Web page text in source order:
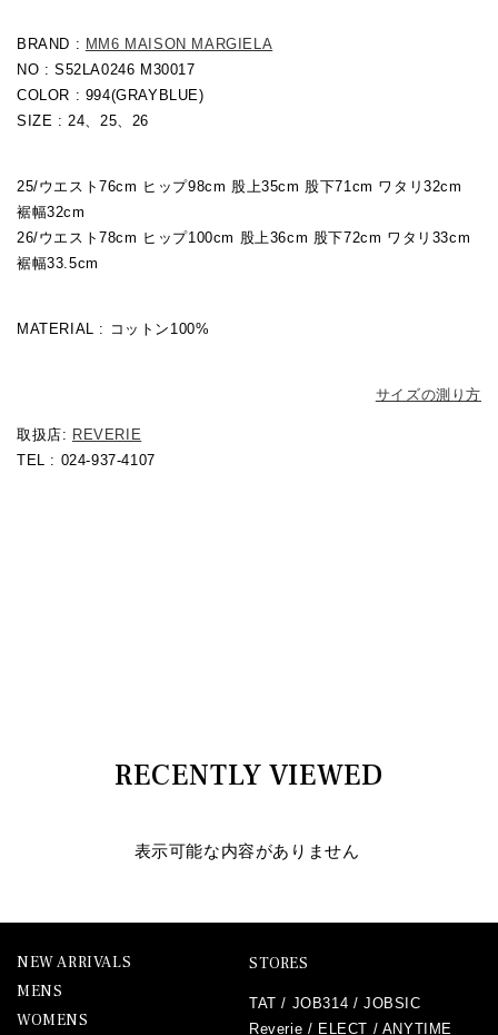
BRAND : MM6 MAISON MARGIELA
NO : S52LA0246 M30017
COLOR : 994(GRAYBLUE)
SIZE : 24、25、26
25/ウエスト76cm ヒップ98cm 股上35cm 股下71cm ワタリ32cm
裾幅32cm
26/ウエスト78cm ヒップ100cm 股上36cm 股下72cm ワタリ33cm
裾幅33.5cm
MATERIAL : コットン100%
サイズの測り方
取扱店: REVERIE
TEL : 024-937-4107
RECENTLY VIEWED
表示可能な内容がありません
NEW ARRIVALS
MENS
WOMENS
STORES
TAT / JOB314 /JOBSIC
Reverie / ELECT / ANYTIME